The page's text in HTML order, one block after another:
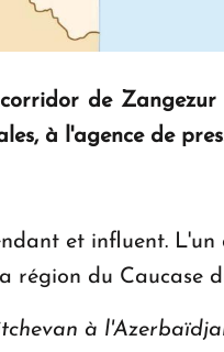
de
à l'agence de
et influent.
région du Caucase
à